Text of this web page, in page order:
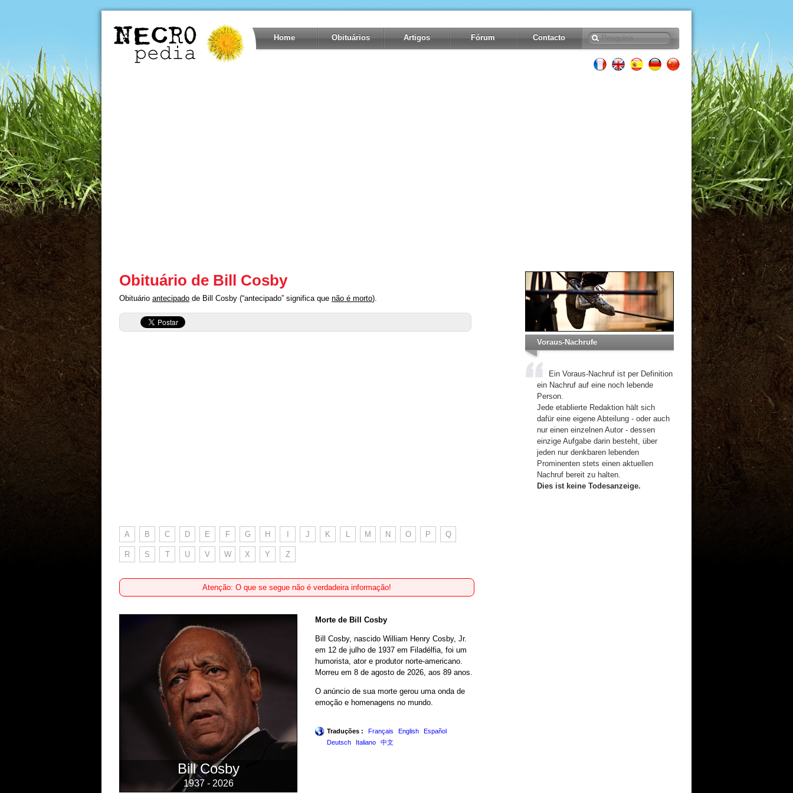
Home Obituários Artigos Fórum Contacto
Obituário de Bill Cosby
Obituário antecipado de Bill Cosby (“antecipado” significa que não é morto).
A B C D E F G H J K L M N O P Q
R S T U V W X Y Z
Atenção: O que se segue não é verdadeira informação!
Bill Cosby
1937 - 2026
Morte de Bill Cosby
Bill Cosby, nascido William Henry Cosby, Jr.
em 12 de julho de 1937 em Filadélfia, foi um
humorista, ator e produtor norte-americano.
Morreu em 8 de agosto de 2026, aos 89 anos.
O anúncio de sua morte gerou uma onda de
emoção e homenagens no mundo.
Traduções : Français English
Español
Deutsch
Italiano 中文
Voraus-Nachrufe
Ein Voraus-Nachruf ist per Definition
ein Nachruf auf eine noch lebende
Person.
Jede etablierte Redaktion hält sich
dafür eine eigene Abteilung - oder auch
nur einen einzelnen Autor - dessen
einzige Aufgabe darin besteht, über
jeden nur denkbaren lebenden
Prominenten stets einen aktuellen
Nachruf bereit zu halten.
Dies ist keine Todesanzeige.